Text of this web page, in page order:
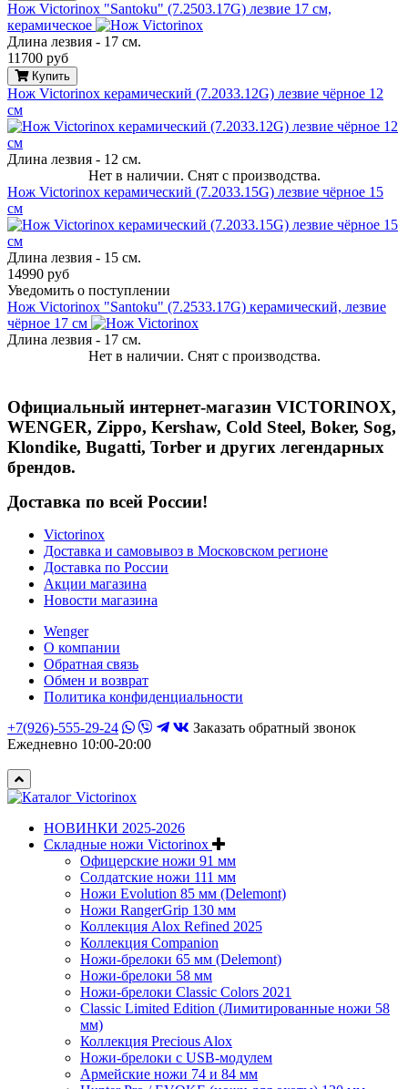
Нож Victorinox "Santoku" (7.2503.17G) лезвие 17 см,
керамическое
Длина лезвия - 17 см.
11700 руб
Купить
Нож Victorinox керамический (7.2033.12G) лезвие чёрное 12
см
Длина лезвия - 12 см.
Нет в наличии. Снят с производства.
Нож Victorinox керамический (7.2033.15G) лезвие чёрное 15
см
Длина лезвия - 15 см.
14990 руб
Уведомить о поступлении
Нож Victorinox "Santoku" (7.2533.17G) керамический, лезвие
чёрное 17 см
Длина лезвия - 17 см.
Нет в наличии. Снят с производства.
Официальный интернет-магазин VICTORINOX,
WENGER, Zippo, Kershaw, Cold Steel, Boker, Sog,
Klondike, Bugatti, Torber и других легендарных
брендов.
Доставка по всей России!
Victorinox
Доставка и самовывоз в Московском регионе
Доставка по России
Акции магазина
Новости магазина
Wenger
О компании
Обратная связь
Обмен и возврат
Политика конфиденциальности
+7(926)-555-29-24
Заказать обратный звонок
Ежедневно 10:00-20:00
НОВИНКИ 2025-2026
Складные ножи Victorinox
Офицерские ножи 91 мм
Солдатские ножи 111 мм
Ножи Evolution 85 мм (Delemont)
Ножи RangerGrip 130 мм
Коллекция Alox Refined 2025
Коллекция Companion
Ножи-брелоки 65 мм (Delemont)
Ножи-брелоки 58 мм
Ножи-брелоки Classic Colors 2021
Classic Limited Edition (Лимитированные ножи 58
мм)
Коллекция Precious Alox
Ножи-брелоки с USB-модулем
Армейские ножи 74 и 84 мм